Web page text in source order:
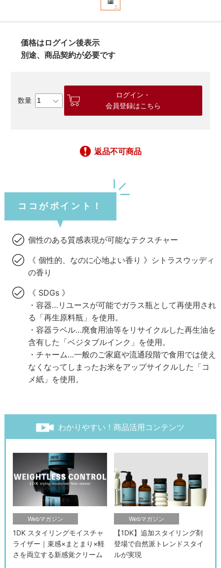
価格はログイン後表示
別途、商品契約が必要です
ログイン・
会員登録はこちら
返品不可商品
ココがポイント！
個性のある質感表現が可能なテクスチャー
《 個性的、なのに心地よい香り 》シトラスウッディ
の香り
《 SDGs 》
・容器…リユースが可能でガラス瓶として再使用され
る「再生原料瓶」を使用。
・容器ラベル…廃食用油等をリサイクルした再生油を
含有した「ベジタブルインク」を使用。
・チャーム…一般のご家庭や流通段階で食用では使え
なくなってしまったお米をアップサイクルした「コ
メ紙」を使用。
わかりやすい！商品活用コンテンツ
Webマガジン
1DK スタイリングモイスチャ
ライザー｜束感×まとまり×軽
さを両立する新感覚クリーム
Webマガジン
【1DK】追加スタイリング剤
登場で自然派トレンドスタイ
ルが実現